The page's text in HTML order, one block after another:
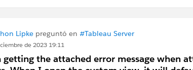
Lipke preguntó en #Tableau Server
de 2023 19:11
getting the attached error message when